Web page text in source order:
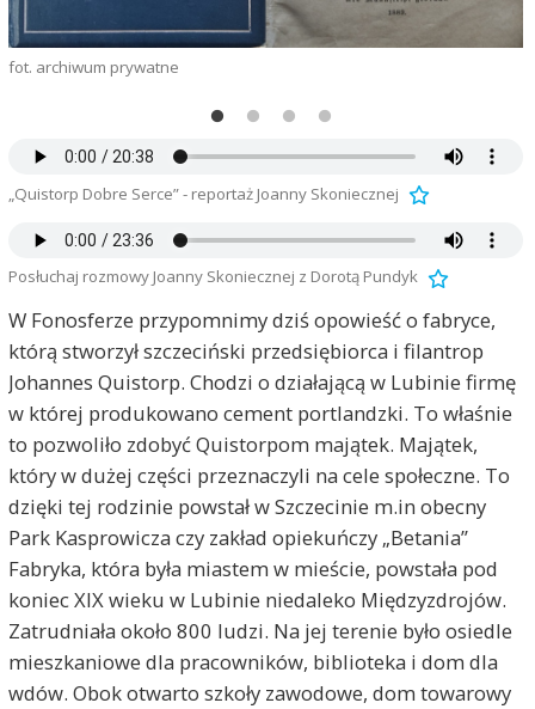
fot. archiwum prywatne
„Quistorp Dobre Serce” - reportaż Joanny Skoniecznej
Posłuchaj rozmowy Joanny Skoniecznej z Dorotą Pundyk
W Fonosferze przypomnimy dziś opowieść o fabryce,
którą stworzył szczeciński przedsiębiorca i filantrop
Johannes Quistorp. Chodzi o działającą w Lubinie firmę
w której produkowano cement portlandzki. To właśnie
to pozwoliło zdobyć Quistorpom majątek. Majątek,
który w dużej części przeznaczyli na cele społeczne. To
dzięki tej rodzinie powstał w Szczecinie m.in obecny
Park Kasprowicza czy zakład opiekuńczy „Betania”
Fabryka, która była miastem w mieście, powstała pod
koniec XIX wieku w Lubinie niedaleko Międzyzdrojów.
Zatrudniała około 800 ludzi. Na jej terenie było osiedle
mieszkaniowe dla pracowników, biblioteka i dom dla
wdów. Obok otwarto szkoły zawodowe, dom towarowy